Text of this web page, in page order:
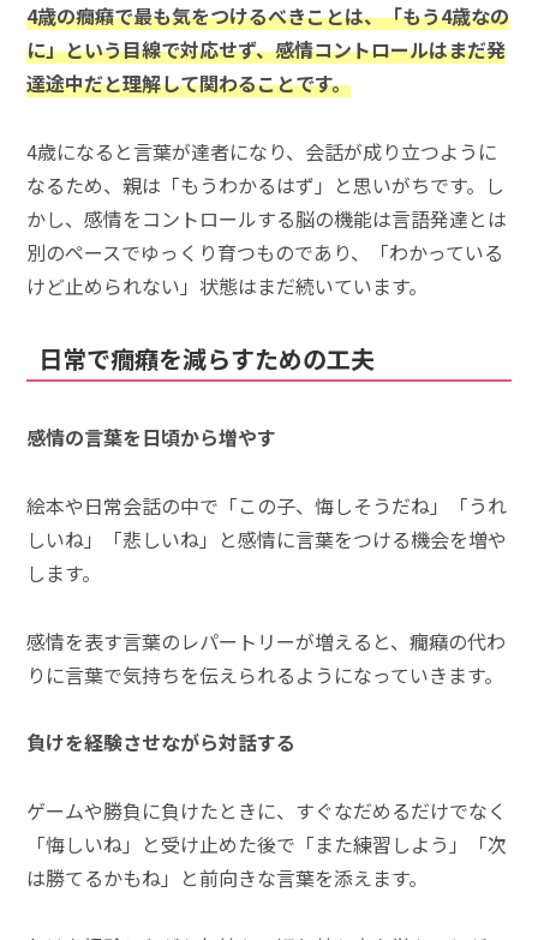
4歳の癇癪で最も気をつけるべきことは、「もう4歳なの
に」という目線で対応せず、感情コントロールはまだ発
達途中だと理解して関わることです。
4歳になると言葉が達者になり、会話が成り立つように
なるため、親は「もうわかるはず」と思いがちです。し
かし、感情をコントロールする脳の機能は言語発達とは
別のペースでゆっくり育つものであり、「わかっている
けど止められない」状態はまだ続いています。
日常で癇癪を減らすための工夫
感情の言葉を日頃から増やす
絵本や日常会話の中で「この子、悔しそうだね」「うれ
しいね」「悲しいね」と感情に言葉をつける機会を増や
します。
感情を表す言葉のレパートリーが増えると、癇癪の代わ
りに言葉で気持ちを伝えられるようになっていきます。
負けを経験させながら対話する
ゲームや勝負に負けたときに、すぐなだめるだけでなく
「悔しいね」と受け止めた後で「また練習しよう」「次
は勝てるかもね」と前向きな言葉を添えます。